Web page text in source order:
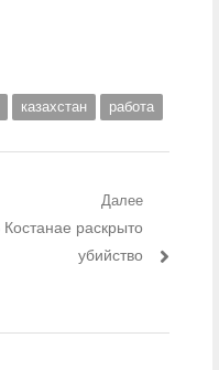
казахстан работа
Далее
пост:
Костанае раскрыто
убийство